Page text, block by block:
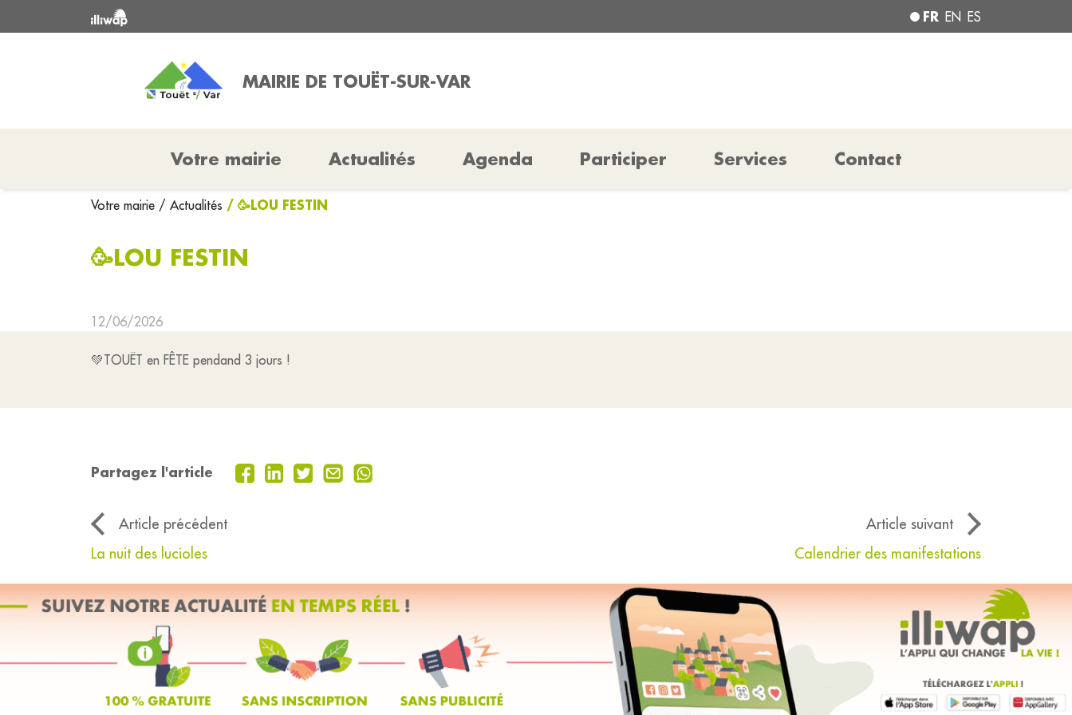
FR EN ES
MAIRIE DE TOUËT-SUR-VAR
Votre mairie Actualités Agenda Participer Services Contact
Votre mairie / Actualités / 🥳LOU FESTIN
🥳LOU FESTIN
12/06/2026
💚TOUËT en FÊTE pendand 3 jours !
Partagez l'article
Article précédent
Article suivant
La nuit des lucioles
Calendrier des manifestations